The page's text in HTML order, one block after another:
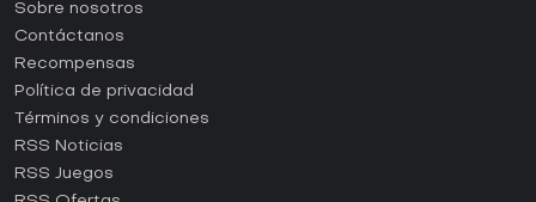
Guías y tutoriales
¿Cómo activar una CD Key de Steam?
¿Cómo activar una CD Key de Epic Games?
¿Cómo activar una CD Key de GOG?
¿Cómo activar una CD Key de Ubisoft Connect?
Sobre nosotros
Contáctanos
Recompensas
Política de privacidad
Términos y condiciones
RSS Noticias
RSS Juegos